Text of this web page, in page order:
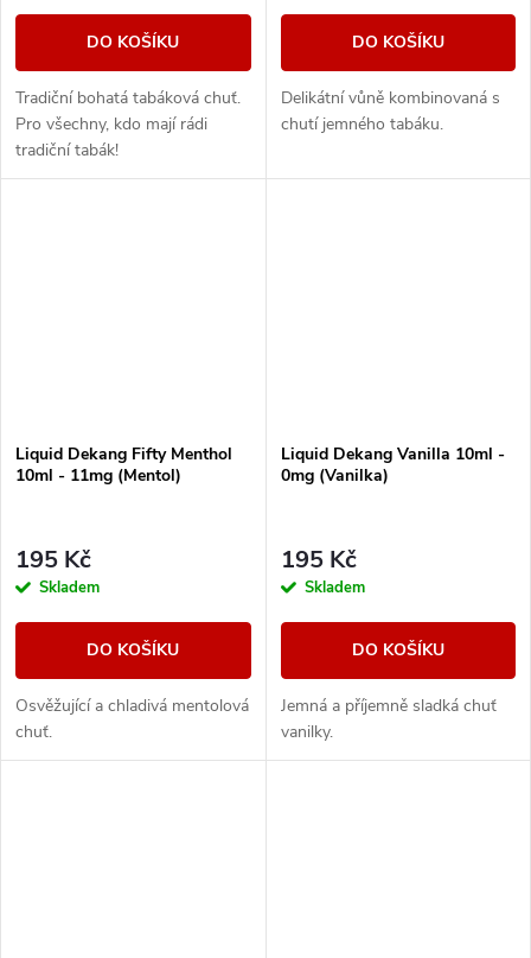
DO KOŠÍKU
Tradiční bohatá tabáková chuť.
Pro všechny, kdo mají rádi
tradiční tabák!
DO KOŠÍKU
Delikátní vůně kombinovaná s
chutí jemného tabáku.
Liquid Dekang Fifty Menthol
10ml - 11mg (Mentol)
195 Kč
Skladem
DO KOŠÍKU
Osvěžující a chladivá mentolová
chuť.
Liquid Dekang Vanilla 10ml -
0mg (Vanilka)
195 Kč
Skladem
DO KOŠÍKU
Jemná a příjemně sladká chuť
vanilky.